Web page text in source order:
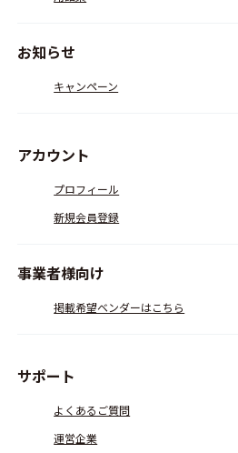
お知らせ
キャンペーン
アカウント
プロフィール
新規会員登録
事業者様向け
掲載希望ベンダーはこちら
サポート
よくあるご質問
運営企業